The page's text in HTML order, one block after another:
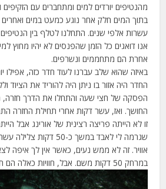
מהנטיפים יורדים למים ומתחברים עם הזקיפים
בתוך המים חלק אחר נוגע כמעט במים
עשרות אלפי שנים. התחלנו לטלף בין
אנו דואגים כל הזמן שהפנסים לא יהיו מחוץ
אחרת הם מתחממים ונשרפים.
באיזה שהוא שלב עברנו לעוד חדר כזה, אפילו
החדר היה אזור בו ניתן היה להוריד את הציוד
הפסקה של חצי שעה והתחלו את הדרך חזרה,
החושך. ואז, עשר דקות אחרי תחילת החזרה
זו לא הייתה פריצה רצינית של אורינג אבל
שגרמה לי לאבד במשך כ-50
אוויר. זה לא ממש נעים, כאשר אין לך איפה
במרחק 50 דקות משם. אבל, חוויות כאלה הם חלק מהקורס.